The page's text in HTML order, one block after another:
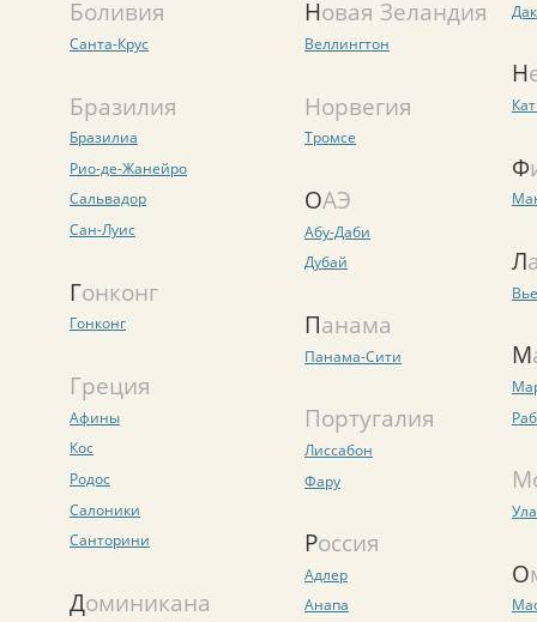
Боливия
Санта-Крус
Бразилия
Бразилиа
Рио-де-Жанейро
Сальвадор
Сан-Луис
Гонконг
Гонконг
Греция
Афины
Кос
Родос
Салоники
Санторини
Доминикана
Новая Зеландия
Веллингтон
Норвегия
Тромсе
ОАЭ
Абу-Даби
Дубай
Панама
Панама-Сити
Португалия
Лиссабон
Фару
Россия
Адлер
Анапа